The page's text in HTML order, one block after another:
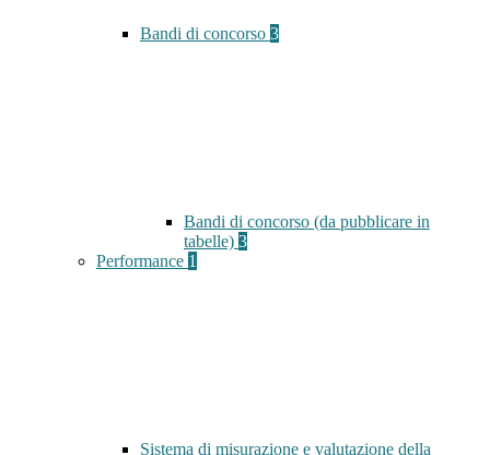
Bandi di concorso 3
Bandi di concorso (da pubblicare in
tabelle) 3
Performance 1
Sistema di misurazione e valutazione della